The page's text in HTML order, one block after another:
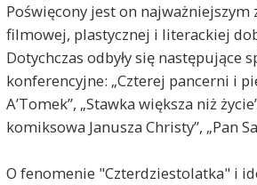
Poświęcony jest on
filmowej, plastycznej i literackiej
Dotychczas odbyły się następujące
konferencyjne: „Czterej pancerni i
A’Tomek”, „Stawka większa niż
komiksowa Janusza Christy”, „Pan
O fenomenie "Czterdziestolatka" i